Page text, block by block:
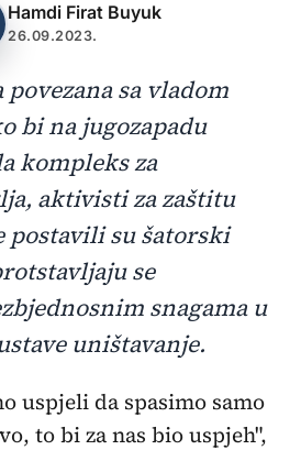
Hamdi Firat Buyuk
26.09.2023.
sa vladom
bi na jugozapadu
kompleks za
aktivisti za zaštitu
postavili su šatorski
se
snagama u
uništavanje.
uspjeli da spasimo samo
to bi za nas bio uspjeh",